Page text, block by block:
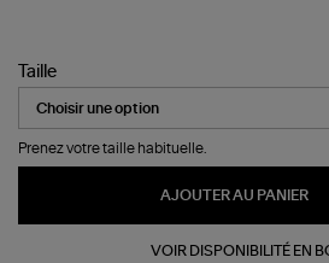
Taille
Prenez votre taille habituelle.
AJOUTER AU PANIER
VOIR DISPONIBILITÉ EN